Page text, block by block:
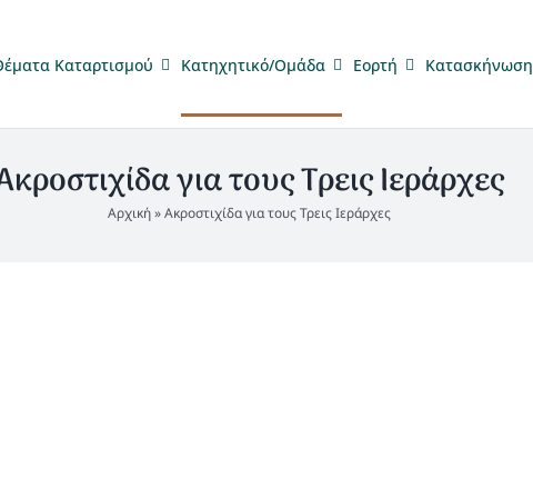
Καταρτισμού Κατηχητικό/Ομάδα Eορτή Κατασκήνωση
για τους Τρεις Ιεράρχες
Αρχική»Ακροστιχίδα για τους Τρεις Ιεράρχες